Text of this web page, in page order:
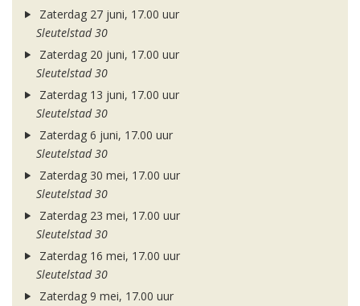
Zaterdag 27 juni, 17.00 uur
Sleutelstad 30
Zaterdag 20 juni, 17.00 uur
Sleutelstad 30
Zaterdag 13 juni, 17.00 uur
Sleutelstad 30
Zaterdag 6 juni, 17.00 uur
Sleutelstad 30
Zaterdag 30 mei, 17.00 uur
Sleutelstad 30
Zaterdag 23 mei, 17.00 uur
Sleutelstad 30
Zaterdag 16 mei, 17.00 uur
Sleutelstad 30
Zaterdag 9 mei, 17.00 uur